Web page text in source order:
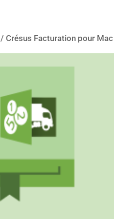
/ Crésus Facturation pour